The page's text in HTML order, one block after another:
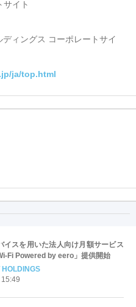
サイト
ィングス コーポレートサイ
ja/top.html
イスを用いた法人向け月額サービス
Fi Powered by eero」提供開始